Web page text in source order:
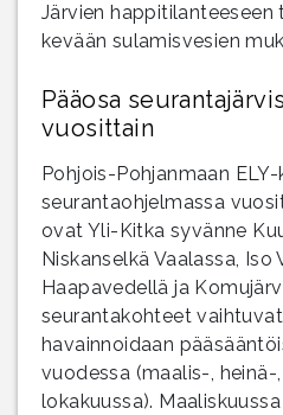
Järvien
kevään sulamisvesien
Pääosa
vuosittain
Pohjois-Pohjanmaan
seurantaohjelmassa
ovat Yli-Kitka syvänne
Niskanselkä Vaalassa, Iso
Haapavedellä ja
seurantakohteet
havainnoidaan
vuodessa (maalis-,
lokakuussa).